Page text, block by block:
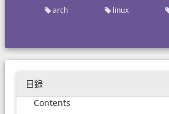
arch
linux
目錄
Contents